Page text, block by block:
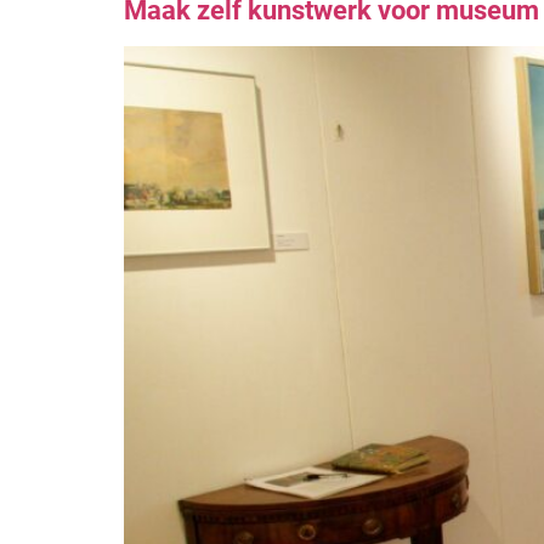
Maak zelf kunstwerk voor museum